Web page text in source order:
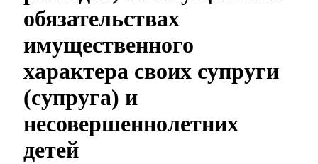
обязательствах
имущественного
характера своих супруги
(супруга) и
несовершеннолетних
детей